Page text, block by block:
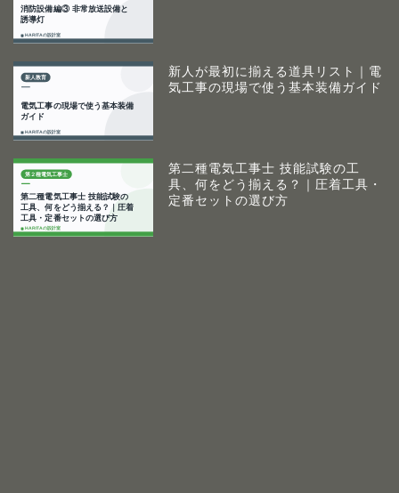
新人が最初に揃える道具リスト｜電
気工事の現場で使う基本装備ガイド
第二種電気工事士 技能試験の工
具、何をどう揃える？｜圧着工具・
定番セットの選び方